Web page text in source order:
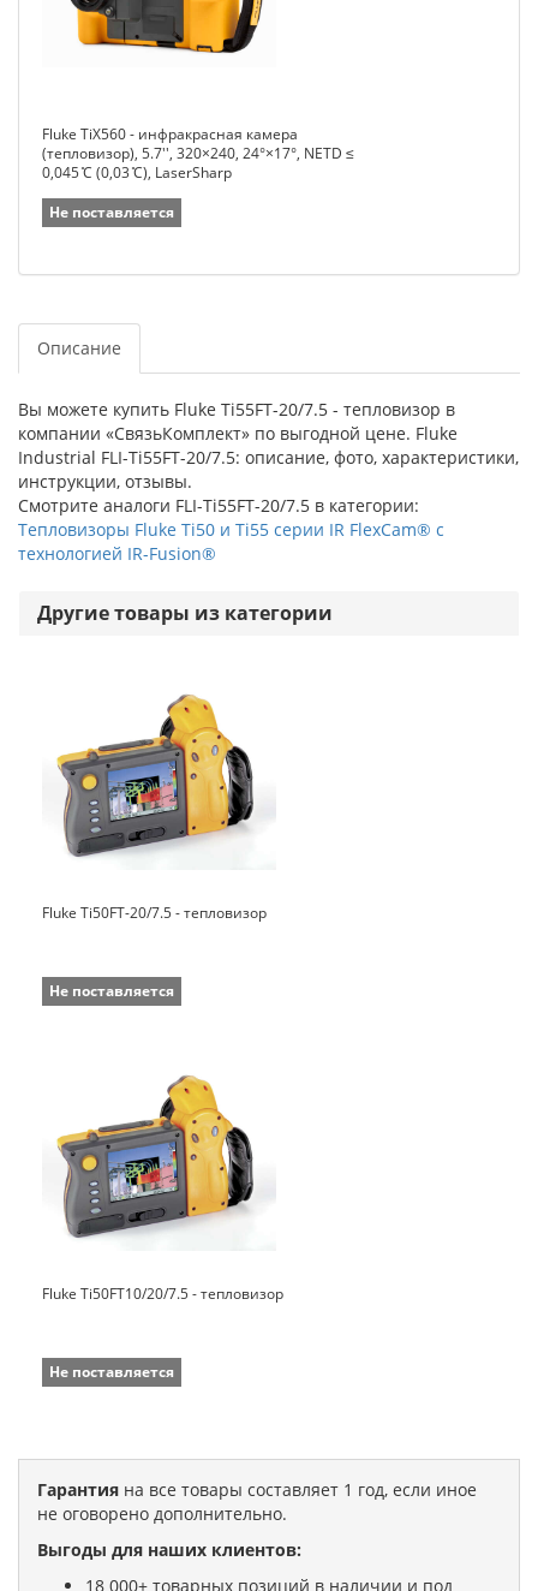
Fluke TiX560 - инфракрасная камера
(тепловизор), 5.7'', 320×240, 24°×17°, NETD ≤
0,045 ̊C (0,03 ̊C), LaserSharp
Не поставляется
Описание
Вы можете купить Fluke Ti55FT-20/7.5 - тепловизор в
компании «СвязьКомплект» по выгодной цене. Fluke
Industrial FLI-Ti55FT-20/7.5: описание, фото, характеристики,
инструкции, отзывы.
Смотрите аналоги FLI-Ti55FT-20/7.5 в категории:
Тепловизоры Fluke Ti50 и Ti55 серии IR FlexCam® с
технологией IR-Fusion®
Другие товары из категории
Fluke Ti50FT-20/7.5 - тепловизор
Не поставляется
Fluke Ti50FT10/20/7.5 - тепловизор
Не поставляется
Гарантия на все товары составляет 1 год, если иное
не оговорено дополнительно.
Выгоды для наших клиентов:
18 000+ товарных позиций в наличии и под